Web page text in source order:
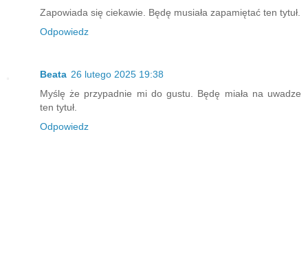
Zapowiada się ciekawie. Będę musiała zapamiętać ten tytuł.
Odpowiedz
Beata 26 lutego 2025 19:38
Myślę że przypadnie mi do gustu. Będę miała na uwadze
ten tytuł.
Odpowiedz